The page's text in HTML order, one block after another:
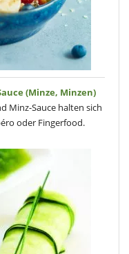
(Minze, Minzen)
Minz-Sauce halten sich
oder Fingerfood.